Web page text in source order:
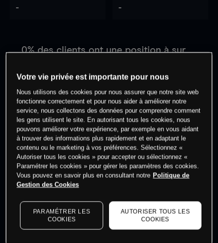
- -
0% des clients ont une position àsur
Commencez à trader
Les prix sont indicatifs.Connectez-vouspour voir les
dernières données du marché. Log into see latest
market data
Votre vie privée est importante pour nous
Nous utilisons des cookies pour nous assurer que notre site web
fonctionne correctement et pour nous aider à améliorer notre
service, nous collectons des données pour comprendre comment
les gens utilisent le site. En autorisant tous les cookies, nous
pouvons améliorer votre expérience, par exemple en vous aidant
à trouver des informations plus rapidement et en adaptant le
contenu ou le marketing à vos préférences. Sélectionnez «
Autoriser tous les cookies » pour accepter ou sélectionnez «
Paramétrer les cookies » pour gérer les paramètres des cookies.
Vous pouvez en savoir plus en consultant notre Politique de
Gestion des Cookies
PARAMÉTRER LES
COOKIES
AUTORISER TOUS LES
COOKIES